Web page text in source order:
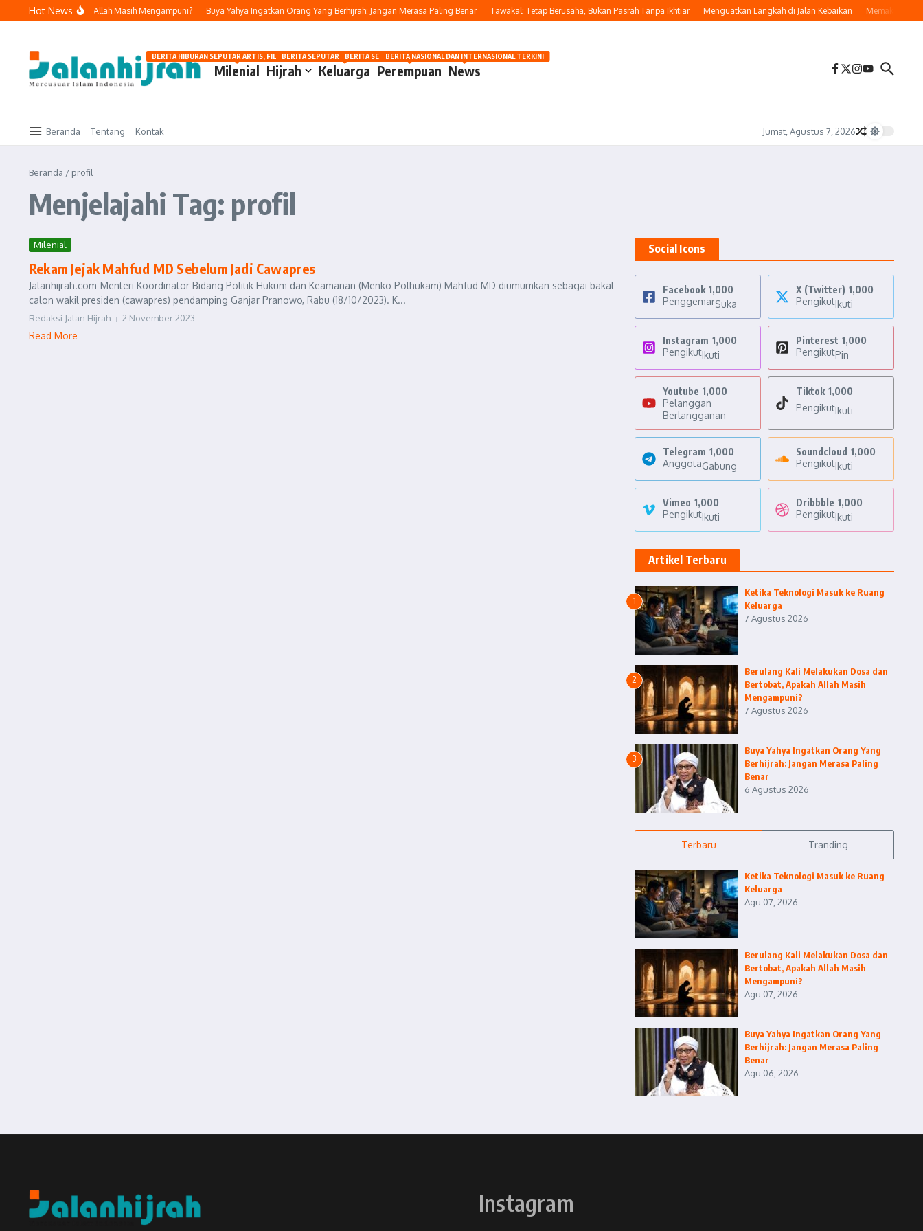
Lewati ke konten
Hot News
Bertobat, Apakah Allah Masih Mengampuni? Buya Yahya Ingatkan Orang Yang Berhijrah: Jangan Merasa Paling Benar Tawakal: Tetap Berusaha, Bukan Pasrah Tanpa Ikhtiar Menguatkan Langkah di Jalan Kebaikan Memaknai
Milenial
BERITA HIBURAN SEPUTAR ARTIS, FILM, DAN GOSIP
Hijrah Keluarga
BERITA SEPUTAR OTOMOTIF HARI INI
Perempuan
BERITA SEPUTAR KECANTIKAN WANITA
News
BERITA NASIONAL DAN INTERNASIONAL TERKINI
Beranda Tentang Kontak Jumat, Agustus 7, 2026
Beranda / profil
Menjelajahi Tag: profil
Milenial
Rekam Jejak Mahfud MD Sebelum Jadi Cawapres
Jalanhijrah.com-Menteri Koordinator Bidang Politik Hukum dan Keamanan (Menko Polhukam) Mahfud MD diumumkan sebagai bakal
calon wakil presiden (cawapres) pendamping Ganjar Pranowo, Rabu (18/10/2023). K...
Redaksi Jalan Hijrah 2 November 2023
Read More
Social Icons
Facebook 1,000
PenggemarSuka
X (Twitter) 1,000
PengikutIkuti
Instagram 1,000
PengikutIkuti
Pinterest 1,000
PengikutPin
Youtube 1,000
Pelanggan
Berlangganan
Tiktok 1,000
PengikutIkuti
Telegram 1,000
AnggotaGabung
Soundcloud 1,000
PengikutIkuti
Vimeo 1,000
PengikutIkuti
Dribbble 1,000
PengikutIkuti
Artikel Terbaru
1
Ketika Teknologi Masuk ke Ruang
Keluarga
7 Agustus 2026
2
Berulang Kali Melakukan Dosa dan
Bertobat, Apakah Allah Masih
Mengampuni?
7 Agustus 2026
3
Buya Yahya Ingatkan Orang Yang
Berhijrah: Jangan Merasa Paling
Benar
6 Agustus 2026
Terbaru Tranding
Ketika Teknologi Masuk ke Ruang
Keluarga
Agu 07, 2026
Berulang Kali Melakukan Dosa dan
Bertobat, Apakah Allah Masih
Mengampuni?
Agu 07, 2026
Buya Yahya Ingatkan Orang Yang
Berhijrah: Jangan Merasa Paling
Benar
Agu 06, 2026
Instagram